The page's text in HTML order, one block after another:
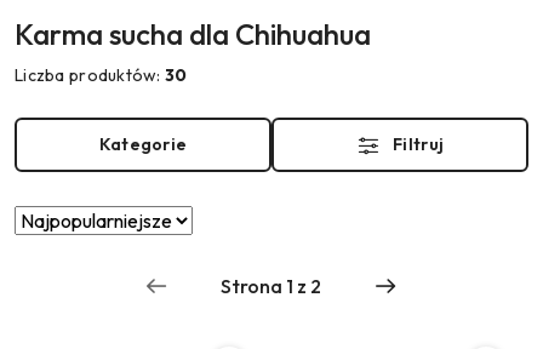
Karma sucha dla Chihuahua
Liczba produktów:30
Kategorie Filtruj
Zastosowano
Najpopularniejsze.
Sortuj